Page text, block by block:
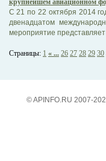
С 21 по 22 октября 2014
двенадцатом
мероприятие
Страницы: 1 « ... 26 27 28 29 30
© APINFO.RU 2007-